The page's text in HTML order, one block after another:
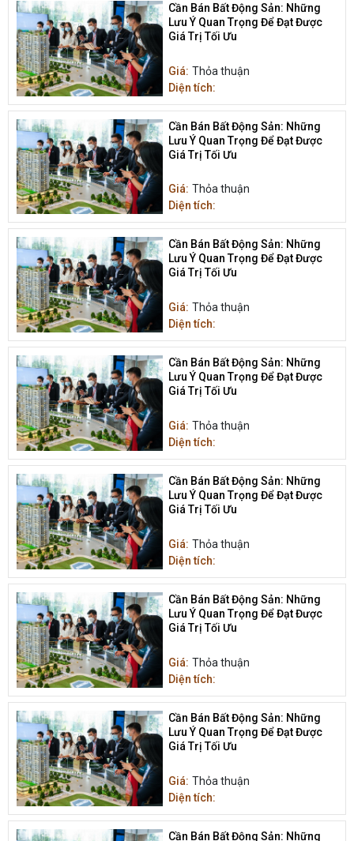
Cần Bán Bất Động Sản: Những
Lưu Ý Quan Trọng Để Đạt Được
Giá Trị Tối Ưu
Giá: Thỏa thuận
Diện tích:
Cần Bán Bất Động Sản: Những
Lưu Ý Quan Trọng Để Đạt Được
Giá Trị Tối Ưu
Giá: Thỏa thuận
Diện tích:
Cần Bán Bất Động Sản: Những
Lưu Ý Quan Trọng Để Đạt Được
Giá Trị Tối Ưu
Giá: Thỏa thuận
Diện tích:
Cần Bán Bất Động Sản: Những
Lưu Ý Quan Trọng Để Đạt Được
Giá Trị Tối Ưu
Giá: Thỏa thuận
Diện tích:
Cần Bán Bất Động Sản: Những
Lưu Ý Quan Trọng Để Đạt Được
Giá Trị Tối Ưu
Giá: Thỏa thuận
Diện tích:
Cần Bán Bất Động Sản: Những
Lưu Ý Quan Trọng Để Đạt Được
Giá Trị Tối Ưu
Giá: Thỏa thuận
Diện tích:
Cần Bán Bất Động Sản: Những
Lưu Ý Quan Trọng Để Đạt Được
Giá Trị Tối Ưu
Giá: Thỏa thuận
Diện tích:
Cần Bán Bất Động Sản: Những